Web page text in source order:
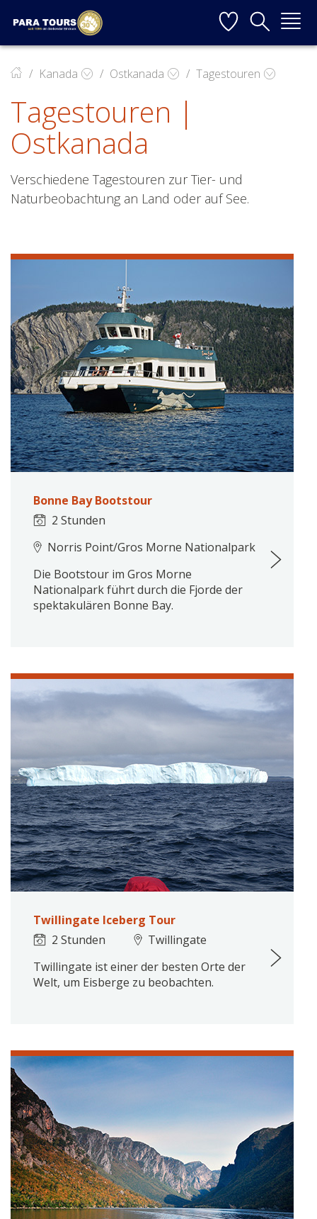
Startseite
Weiter zur Hauptnavigation
Weiter zum Inhalt
Weiter zur Kontaktseite
Kanada Ostkanada Tagestouren
Tagestouren |
Ostkanada
Verschiedene Tagestouren zur Tier- und
Naturbeobachtung an Land oder auf See.
Bonne Bay Bootstour
2 Stunden
Norris Point/Gros Morne Nationalpark
Die Bootstour im Gros Morne
Nationalpark führt durch die Fjorde der
spektakulären Bonne Bay.
Twillingate Iceberg Tour
2 Stunden
Twillingate
Twillingate ist einer der besten Orte der
Welt, um Eisberge zu beobachten.